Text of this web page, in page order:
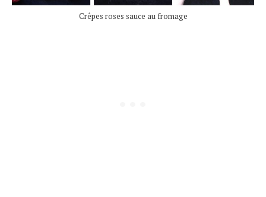
Crêpes roses sauce au fromage